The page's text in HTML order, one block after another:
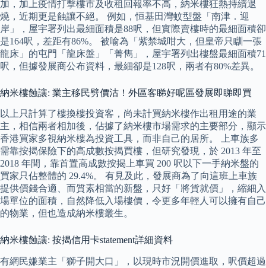
加，加上疫情打擊樓市及收租回報率不高，納米樓狂熱持續退
燒，近期更是蝕讓不絕。 例如，恒基田灣蚊型盤「南津．迎
岸」，屋宇署列出最細面積是88呎，但實際賣樓時的最細面積卻
是164呎，差距有86%。 被喻為「紫禁城咁大，但皇帝只瞓一張
龍床」的屯門「龍床盤」「菁雋」，屋宇署列出樓盤最細面積71
呎，但據發展商公布資料，最細卻是128呎，兩者有80%差異。
納米樓蝕讓: 業主移民劈價沽！外區客睇好呢區發展即睇即買
以上只計算了樓換樓投資客，尚未計買納米樓作出租用途的業
主，相信兩者相加後，佔據了納米樓市場需求的主要部分，顯示
香港買家多視納米樓為投資工具，而非自己的居所。 上車族多
需靠按揭保險下的高成數按揭買樓，但研究發現，於 2013 年至
2018 年間，靠首置高成數按揭上車買 200 呎以下一手納米盤的
買家只佔整體的 29.4%。 有見及此，發展商為了向這班上車族
提供價錢合適、而質素相當的新盤，只好「將貨就價」，縮細入
場單位的面積，自然降低入場樓價，令更多年輕人可以擁有自己
的物業，但也造成納米樓叢生。
納米樓蝕讓: 按揭信用卡statement詳細資料
有網民嫌業主「獅子開大口」，以現時市況開價進取，呎價超過